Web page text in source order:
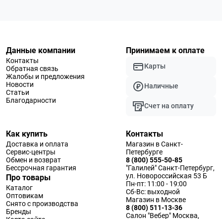
Данные компании
Контакты
Обратная связь
Жалобы и предложения
Новости
Статьи
Благодарности
Принимаем к оплате
Карты
Наличные
Счет на оплату
Как купить
Доставка и оплата
Сервис-центры
Обмен и возврат
Бессрочная гарантия
Про товары
Каталог
Оптовикам
Снято с производства
Бренды
Контакты
Магазин в Санкт-
Петербурге
8 (800) 555-50-85
"Галилей" Санкт-Петербург,
ул. Новороссийская 53 Б
Пн-пт: 11:00 - 19:00
Сб-Вс: выходной
Магазин в Москве
8 (800) 511-13-36
Салон "Вебер" Москва,